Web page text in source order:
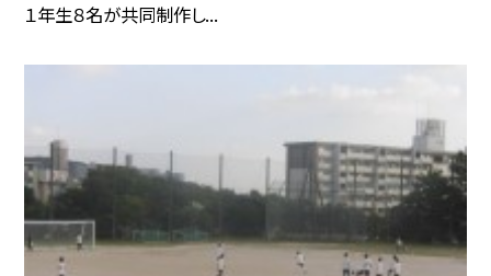
１年生８名が共同制作し...